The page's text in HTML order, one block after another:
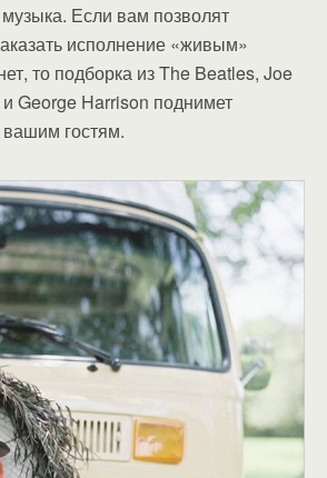
Если вам позволят
исполнение «живым»
то подборка из The Beatles, Joe
George Harrison поднимет
гостям.